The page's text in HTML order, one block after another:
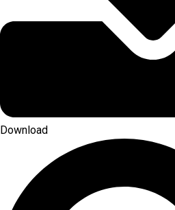
Download